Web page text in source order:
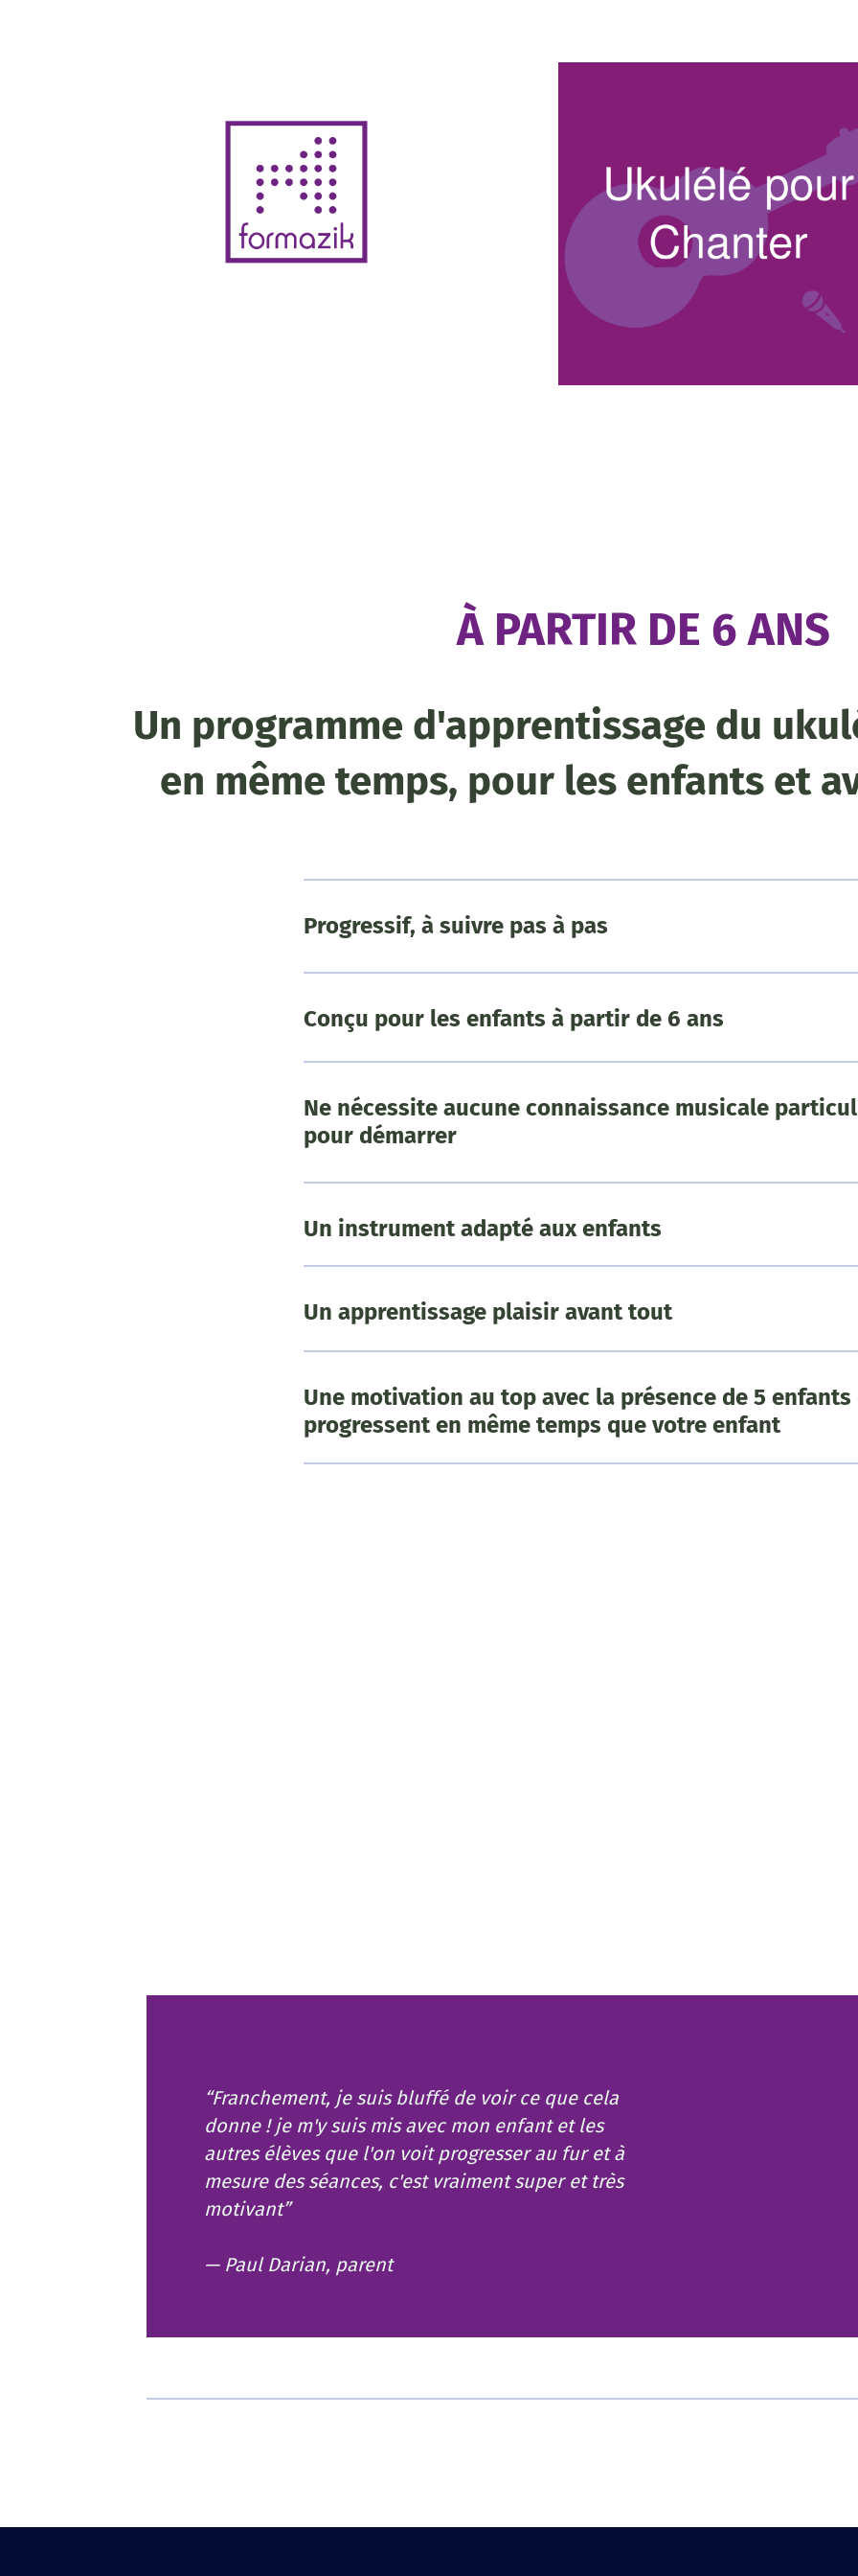
À PARTIR DE 6 ANS
Un programme d'apprentissage du
en même temps, pour les enfants et
Progressif, à suivre pas à pas
Conçu pour les enfants à partir de 6 ans
Ne nécessite aucune connaissance musicale
pour démarrer
Un instrument adapté aux enfants
Un apprentissage plaisir avant tout
Une motivation au top avec la présence de 5
progressent en même temps que votre enfant
“Franchement, je suis bluffé de voir ce que cela
donne ! je m'y suis mis avec mon enfant et les
autres élèves que l'on voit progresser au fur et à
mesure des séances, c'est vraiment super et très
motivant”
— Paul Darian, parent